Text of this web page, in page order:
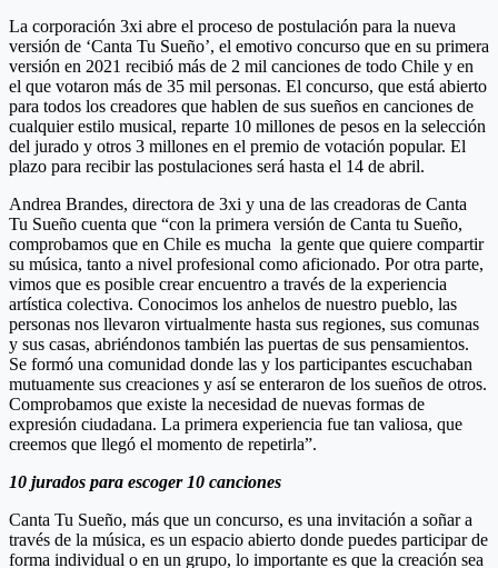
La corporación 3xi abre el proceso de postulación para la nueva
versión de ‘Canta Tu Sueño’, el emotivo concurso que en su primera
versión en 2021 recibió más de 2 mil canciones de todo Chile y en
el que votaron más de 35 mil personas. El concurso, que está abierto
para todos los creadores que hablen de sus sueños en canciones de
cualquier estilo musical, reparte 10 millones de pesos en la selección
del jurado y otros 3 millones en el premio de votación popular. El
plazo para recibir las postulaciones será hasta el 14 de abril.
Andrea Brandes, directora de 3xi y una de las creadoras de Canta
Tu Sueño cuenta que “con la primera versión de Canta tu Sueño,
comprobamos que en Chile es mucha la gente que quiere compartir
su música, tanto a nivel profesional como aficionado. Por otra parte,
vimos que es posible crear encuentro a través de la experiencia
artística colectiva. Conocimos los anhelos de nuestro pueblo, las
personas nos llevaron virtualmente hasta sus regiones, sus comunas
y sus casas, abriéndonos también las puertas de sus pensamientos.
Se formó una comunidad donde las y los participantes escuchaban
mutuamente sus creaciones y así se enteraron de los sueños de otros.
Comprobamos que existe la necesidad de nuevas formas de
expresión ciudadana. La primera experiencia fue tan valiosa, que
creemos que llegó el momento de repetirla”.
10 jurados para escoger 10 canciones
Canta Tu Sueño, más que un concurso, es una invitación a soñar a
través de la música, es un espacio abierto donde puedes participar de
forma individual o en un grupo, lo importante es que la creación sea